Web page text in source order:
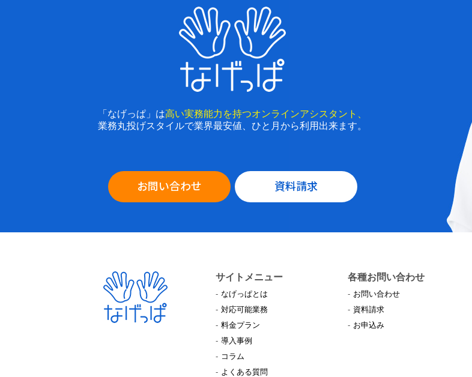
「なげっぱ」は高い実務能力を持つオンラインアシスタント、
業務丸投げスタイルで業界最安値、ひと月から利用出来ます。
お問い合わせ 資料請求
サイトメニュー
なげっぱとは
対応可能業務
料金プラン
導入事例
コラム
よくある質問
各種お問い合わせ
お問い合わせ
資料請求
お申込み